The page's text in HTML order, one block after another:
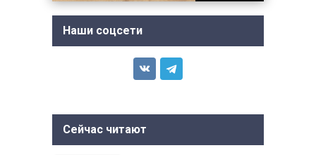
Наши соцсети
Сейчас читают